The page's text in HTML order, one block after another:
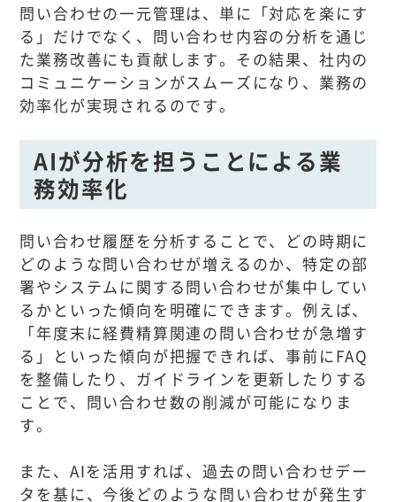
問い合わせの一元管理は、単に「対応を楽にす
る」だけでなく、問い合わせ内容の分析を通じ
た業務改善にも貢献します。その結果、社内の
コミュニケーションがスムーズになり、業務の
効率化が実現されるのです。
AIが分析を担うことによる業
務効率化
問い合わせ履歴を分析することで、どの時期に
どのような問い合わせが増えるのか、特定の部
署やシステムに関する問い合わせが集中してい
るかといった傾向を明確にできます。例えば、
「年度末に経費精算関連の問い合わせが急増す
る」といった傾向が把握できれば、事前にFAQ
を整備したり、ガイドラインを更新したりする
ことで、問い合わせ数の削減が可能になりま
す。
また、AIを活用すれば、過去の問い合わせデー
タを基に、今後どのような問い合わせが発生す